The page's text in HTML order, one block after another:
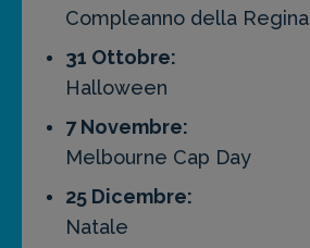
Compleanno della Regina
31 Ottobre:
Halloween
7 Novembre:
Melbourne Cap Day
25 Dicembre:
Natale